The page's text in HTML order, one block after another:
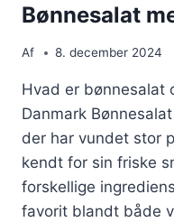
Bønnesalat
Af 8. december 2024
Hvad er bønnesalat
Danmark
der har vundet stor
kendt for sin friske
forskellige
favorit blandt både